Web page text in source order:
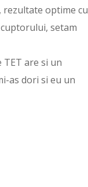
optime cu
setam
are si un
as dori si eu un